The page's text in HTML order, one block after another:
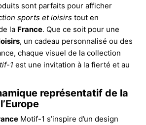
sont parfaits pour afficher
sports et loisirs tout en
la France. Que ce soit pour une
, un cadeau personnalisé ou des
chaque visuel de la collection
1 est une invitation à la fierté et au
représentatif de la
Motif-1 s’inspire d’un design